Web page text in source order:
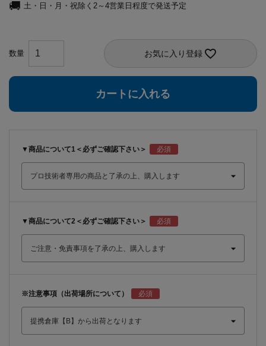
土・日・月・祝除く2～4営業日程度で発送予定
お気に入り登録
カートに入れる
▼商品について1＜必ずご確認下さい＞
▼商品について2＜必ずご確認下さい＞
※注意事項（出荷場所について）